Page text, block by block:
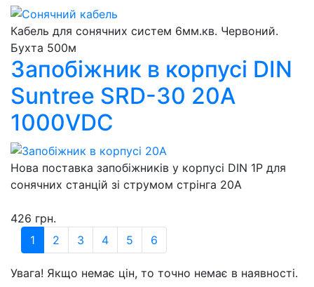
Кабель для сонячних систем 6мм.кв. Червоний.
Бухта 500м
Запобіжник в корпусі DIN
Suntree SRD-30 20A
1000VDC
Нова поставка запобіжників у корпусі DIN 1Р для
сонячних станцій зі струмом стрінга 20А
426 грн.
1
2 3 4 5 6
Увага! Якщо немає цін, то точно немає в наявності.